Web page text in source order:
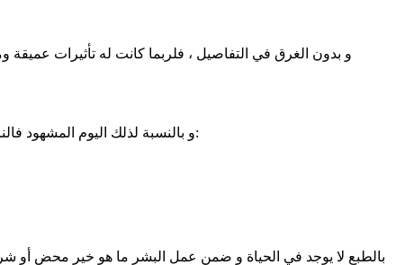
و بدون الغرق في التفاصيل ، فلربما كانت له تأثيرات
و بالنسبة لذلك اليوم المشهود فالناظرون إليه ولو من طرفي نقيض وكذا المفتونون به - حبا أو إدانة له - يبقون مجمعين على حقيقة كونه قد شكل نقطة مفصلية تحجز بين زمنين:
بالطبع لا يوجد في الحياة و ضمن عمل البشر ما هو خير محض أو شر